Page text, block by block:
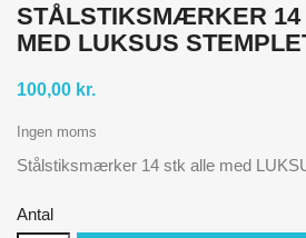
STÅLSTIKSMÆRKER 14
MED LUKSUS
100,00 kr.
Ingen moms
Stålstiksmærker 14 stk alle med
Antal